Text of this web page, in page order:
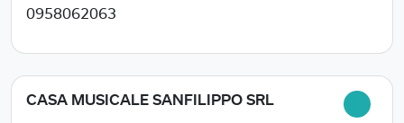
0958062063
CASA MUSICALE SANFILIPPO SRL